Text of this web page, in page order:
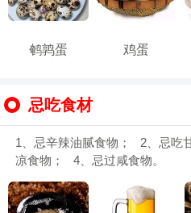
鹌鹑蛋 鸡蛋
忌吃食材
1、忌辛辣油腻食物； 2、忌吃
凉食物； 4、忌过咸食物。